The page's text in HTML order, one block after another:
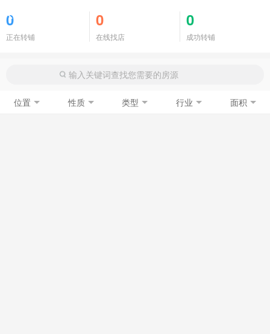
0
正在转铺
0
在线找店
0
成功转铺
位置 性质 类型 行业 面积